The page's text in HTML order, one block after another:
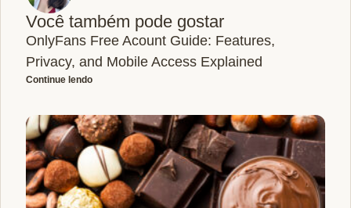
Você também pode gostar
OnlyFans Free Acount Guide: Features,
Privacy, and Mobile Access Explained
Continue lendo